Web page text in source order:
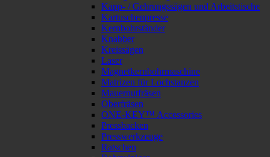
Kapp- / Gehrungssägen und Arbeitstische
Kartuschenpresse
Kernbohrständer
Knabber
Kreissägen
Laser
Magnetkernbohrmaschine
Matrizen für Lochstanzen
Mauernutfräsen
Oberfräsen
ONE-KEY™ Accessories
Pressbacken
Presswerkzeuge
Ratschen